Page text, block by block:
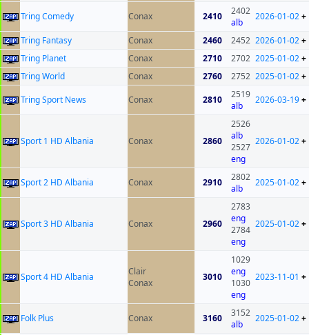
Tring Comedy
Conax 2410
2402
alb
2026-01-02+
Tring Fantasy Conax 2460 2452 2026-01-02+
Tring Planet
Conax 2710 2702 2025-01-02+
Tring World
Conax 2760 2752 2025-01-02+
Tring Sport News
Conax 2810
2519
alb
2026-03-19+
Sport 1 HD Albania Conax 2860
2526
alb
2527
eng
2026-01-02+
Sport 2 HD Albania Conax 2910
2802
alb
2025-01-02+
Sport 3 HD Albania Conax 2960
2783
eng
2784
eng
2025-01-02+
Sport 4 HD Albania
Clair
Conax
3010
1029
eng
1030
eng
2023-11-01 +
Folk Plus Conax 3160
3152
alb
2025-01-02+